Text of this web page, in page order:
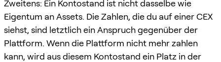
Zweitens: Ein Kontostand ist nicht dasselbe wie
Eigentum an Assets. Die Zahlen, die du auf einer CEX
siehst, sind letztlich ein Anspruch gegenüber der
Plattform. Wenn die Plattform nicht mehr zahlen
kann, wird aus diesem Kontostand ein Platz in der